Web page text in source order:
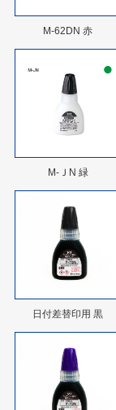
M-62DN 赤
M-ＪN 緑
日付差替印用 黒